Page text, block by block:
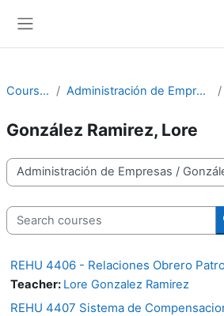
Courses Administración de Empresas
González Ramirez, Lore
Course categories
Search courses
REHU 4406 - Relaciones Obrero
Teacher: Lore Gonzalez Ramirez
REHU 4407 Sistema de